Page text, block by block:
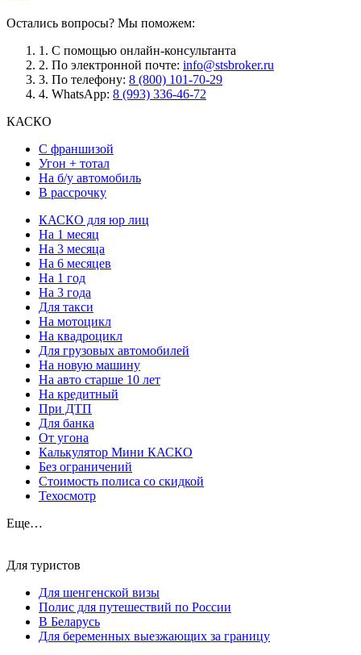
Остались вопросы? Мы поможем:
1. С помощью онлайн-консультанта
2. По электронной почте: info@stsbroker.ru
3. По телефону: 8 (800) 101-70-29
4. WhatsApp: 8 (993) 336-46-72
КАСКО
С франшизой
Угон + тотал
На б/у автомобиль
В рассрочку
КАСКО для юр лиц
На 1 месяц
На 3 месяца
На 6 месяцев
На 1 год
На 3 года
Для такси
На мотоцикл
На квадроцикл
Для грузовых автомобилей
На новую машину
На авто старше 10 лет
На кредитный
При ДТП
Для банка
От угона
Калькулятор Мини КАСКО
Без ограничений
Стоимость полиса со скидкой
Техосмотр
Еще…
Для туристов
Для шенгенской визы
Полис для путешествий по России
В Беларусь
Для беременных выезжающих за границу